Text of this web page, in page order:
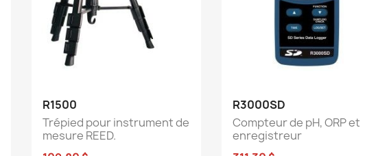

R1500
Trépied pour instrument de
mesure REED.
Aperçu rapide
R3000SD
Compteur de pH, ORP et
enregistreur